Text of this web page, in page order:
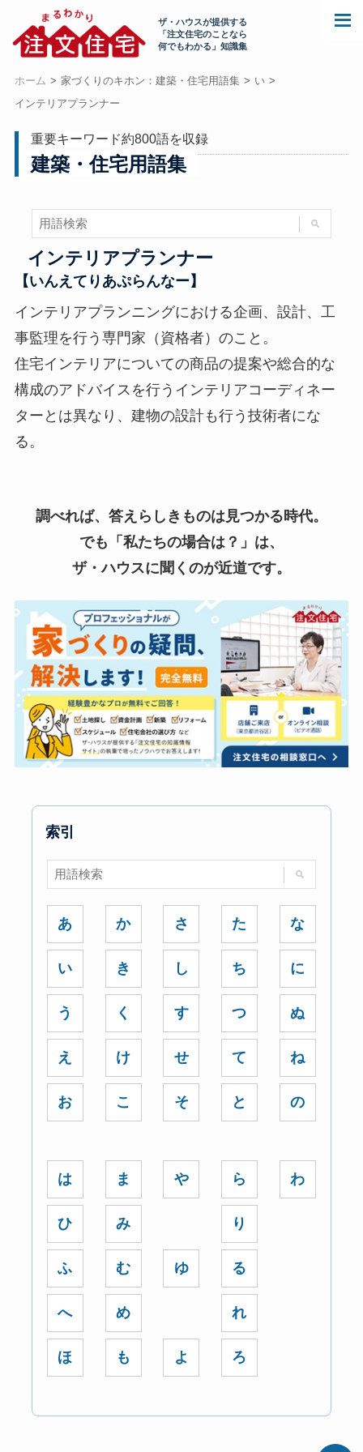
ザ・ハウスが提供する
「注文住宅のことなら
何でもわかる」知識集
ホーム 家づくりのキホン：建築・住宅用語集
い
インテリアプランナー
重要キーワード約800語を収録
建築・住宅用語集
インテリアプランナー
【いんえてりあぷらんなー】
インテリアプランニングにおける企画、設計、工
事監理を行う専門家（資格者）のこと。
住宅インテリアについての商品の提案や総合的な
構成のアドバイスを行うインテリアコーディネー
ターとは異なり、建物の設計も行う技術者にな
る。
調べれば、答えらしきものは見つかる時代。
でも「私たちの場合は？」は、
ザ・ハウスに聞くのが近道です。
索引
あ
い
う
え
お
か
き
く
け
こ
さ
し
す
せ
そ
た
ち
つ
て
と
な
に
ぬ
ね
の
は
ひ
ふ
へ
ほ
ま
み
む
め
も
や
ゆ
よ
ら
り
る
れ
ろ
わ